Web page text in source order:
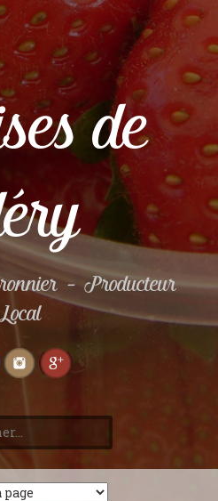
de
– Producteur
Local